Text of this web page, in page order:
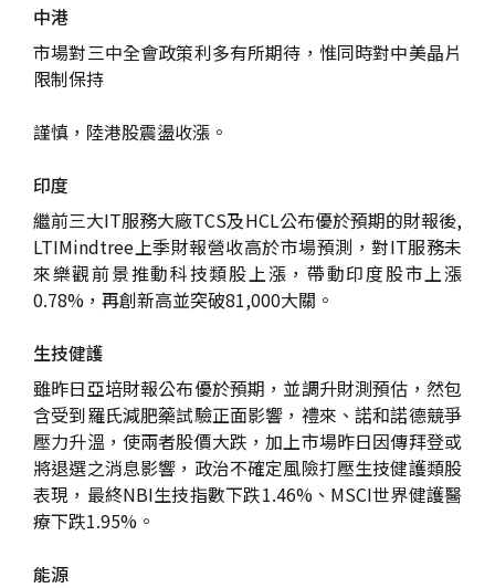
中港
市場對三中全會政策利多有所期待，惟同時對中美晶片
限制保持
謹慎，陸港股震盪收漲。
印度
繼前三大IT服務大廠TCS及HCL公布優於預期的財報後,
LTIMindtree上季財報營收高於市場預測，對IT服務未
來樂觀前景推動科技類股上漲，帶動印度股市上漲
0.78%，再創新高並突破81,000大關。
生技健護
雖昨日亞培財報公布優於預期，並調升財測預估，然包
含受到羅氏減肥藥試驗正面影響，禮來、諾和諾德競爭
壓力升溫，使兩者股價大跌，加上市場昨日因傳拜登或
將退選之消息影響，政治不確定風險打壓生技健護類股
表現，最終NBI生技指數下跌1.46%、MSCI世界健護醫
療下跌1.95%。
能源